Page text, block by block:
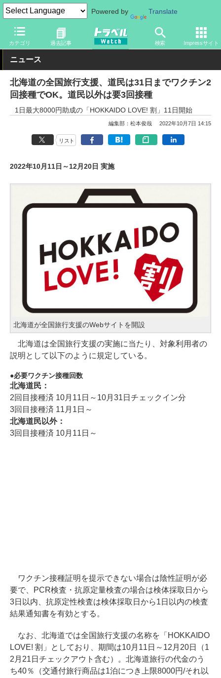
Powered by Translate
カテゴリ 過去記事 検索 Impressサイト
トラベル Watch 地域 国内旅行 北海道
ニュース
北海道の全国旅行支援、道民は31日までワクチン2
回接種でOK。道民以外は要3回接種
1日最大8000円助成の「HOKKAIDO LOVE! 割」11日開始
編集部：松本俊哉 2022年10月7日 14:15
リスト
2022年10月11日～12月20日 実施
北海道が全国旅行支援のWebサイトを開設
北海道は全国旅行支援の実施に当たり、対象利用者の
説明として以下のように規定している。
必要ワクチン接種回数
北海道民：
2回目接種済 10月11日～10月31日チェックイン分
3回目接種済 11月1日～
北海道民以外：
3回目接種済 10月11日～
ワクチン接種証明を提示できない場合は陰性証明が必
要で、PCR検査・抗原定量検査の場合は検体採取日から
3日以内、抗原定性検査は検体採取日から1日以内の検査
結果通知書を有効とする。
なお、北海道では全国旅行支援の名称を「HOKKAIDO
LOVE! 割」としており、期間は10月11日～12月20日（1
2月21日チェックアウト含む）。北海道旅行の代金のう
ち40％（交通付旅行商品は1泊につき上限8000円/それ以